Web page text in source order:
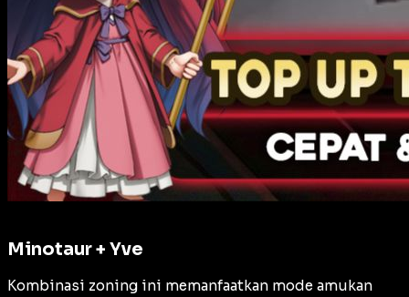
Minotaur + Yve
Kombinasi zoning ini memanfaatkan mode amukan